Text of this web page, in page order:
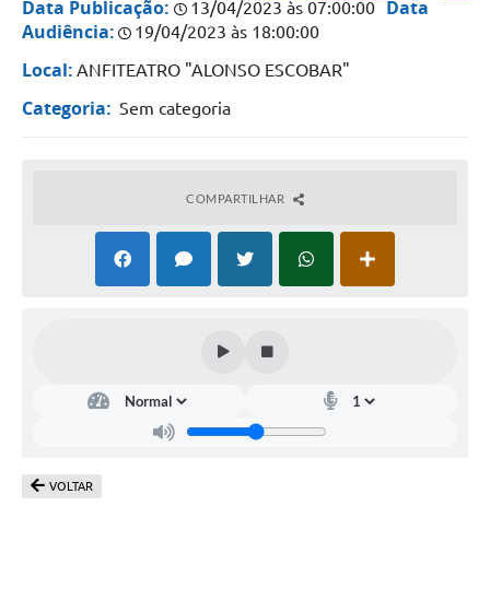
Data Publicação: 13/04/2023 às 07:00:00
Data
Audiência:
19/04/2023 às 18:00:00
Local: ANFITEATRO "ALONSO ESCOBAR"
Categoria: Sem categoria
COMPARTILHAR
VOLTAR